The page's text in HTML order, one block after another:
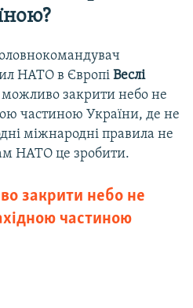
НАТО в Європі Веслі
закрити небо не
частиною України, де не
міжнародні правила не
НАТО це зробити.
закрити небо не
частиною